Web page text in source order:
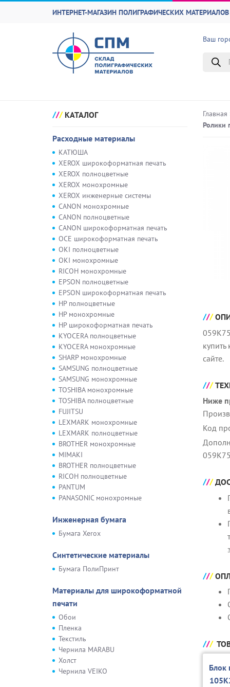
ИНТЕРНЕТ-МАГАЗИН ПОЛИГРАФИЧЕСКИХ
Ваш
Поиск
КАТАЛОГ
Расходные материалы
КАТЮША
XEROX широкоформатная печать
XEROX полноцветные
XEROX монохромные
XEROX инженерные системы
CANON монохромные
CANON полноцветные
CANON широкоформатная печать
OCE широкоформатная печать
OKI полноцветные
OKI монохромные
RICOH монохромные
EPSON полноцветные
EPSON широкоформатная печать
HP полноцветные
HP монохромные
HP широкоформатная печать
KYOCERA полноцветные
KYOCERA монохромные
SHARP монохромные
SAMSUNG полноцветные
SAMSUNG монохромные
TOSHIBA монохромные
TOSHIBA полноцветные
FUJITSU
LEXMARK монохромные
LEXMARK полноцветные
BROTHER монохромные
MIMAKI
BROTHER полноцветные
RICOH полноцветные
PANTUM
PANASONIC монохромные
Инженерная бумага
Бумага Xerox
Синтетические материалы
Бумага ПолиПринт
Материалы для широкоформатной
печати
Обои
Пленка
Текстиль
Чернила MARABU
Холст
Чернила VEIKO
Главная
Ролики
сайте.
Ниже
Код
Блок